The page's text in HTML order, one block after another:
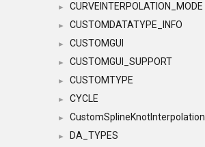
► CURVEINTERPOLATION_MODE
► CUSTOMDATATYPE_INFO
► CUSTOMGUI
► CUSTOMGUI_SUPPORT
► CUSTOMTYPE
► CYCLE
► CustomSplineKnotInterpolation
► DA_TYPES